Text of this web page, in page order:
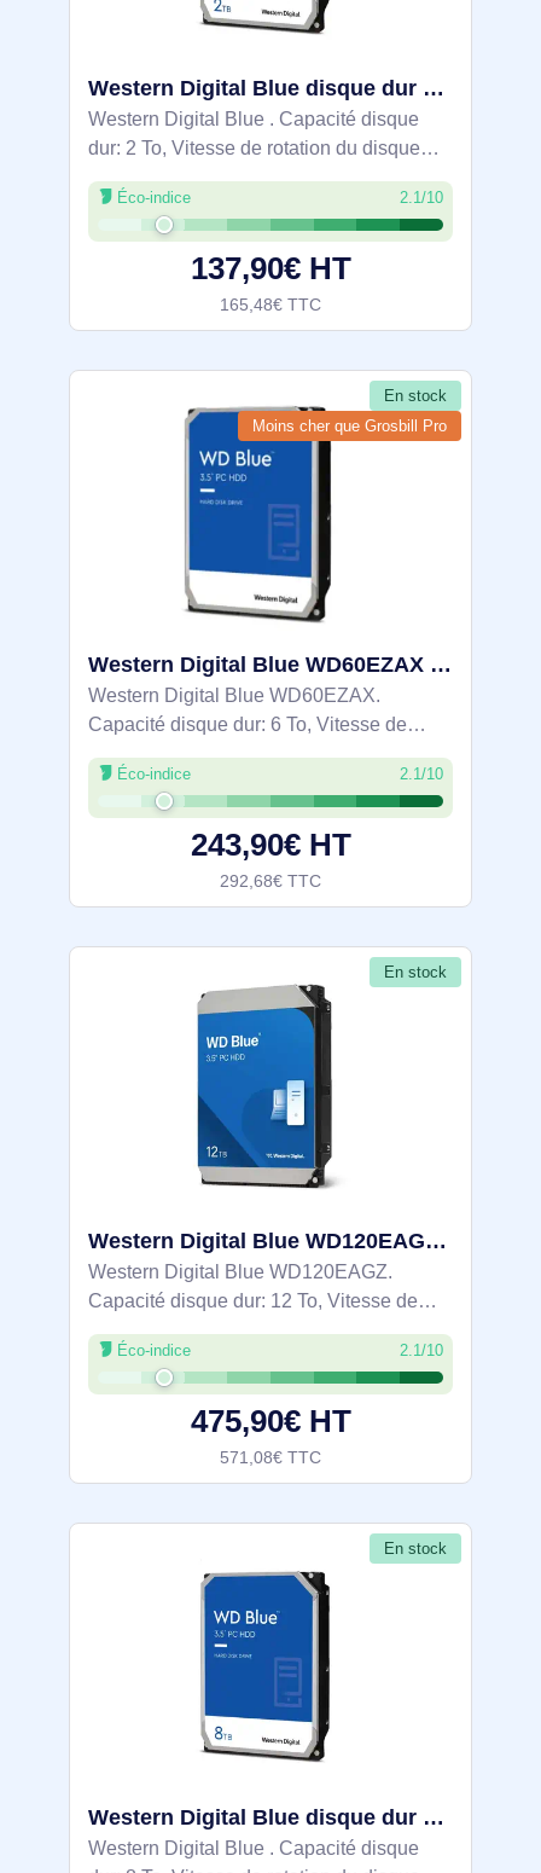
Western Digital Blue disque dur 2 To 7200 tr/min 256 Mo 3.5" SATA - WD20EZBX
Western Digital Blue . Capacité disque
dur: 2 To, Vitesse de rotation du disque
dur: 7200 tr/min, Taille du tampon du
lecteur de stockage: 256 Mo, Taille du
disque dur: 3.5", Interface: SATA
Éco-indice 2.1/10
137,90€ HT
165,48€ TTC
En stock
Moins cher que Grosbill Pro
Western Digital Blue WD60EZAX disque dur 6 To 5400 tr/min 256 Mo 3.5"
Western Digital Blue WD60EZAX.
Capacité disque dur: 6 To, Vitesse de
rotation du disque dur: 5400 tr/min, Taille
du tampon du lecteur de stockage: 256
Mo, Taille du disque dur: 3.5"
Éco-indice 2.1/10
243,90€ HT
292,68€ TTC
En stock
Western Digital Blue WD120EAGZ disque dur 12 To 7200 tr/min 512 Mo 3.5" Série ATA III
Western Digital Blue WD120EAGZ.
Capacité disque dur: 12 To, Vitesse de
rotation du disque dur: 7200 tr/min, Taille
du tampon du lecteur de stockage: 512
Mo, Taille du disque dur: 3.5", Interface:
Éco-indice 2.1/10
475,90€ HT
571,08€ TTC
En stock
Western Digital Blue disque dur 8 To 5640 tr/min 256 Mo 3.5" Série ATA III - WD80EAAZ
Western Digital Blue . Capacité disque